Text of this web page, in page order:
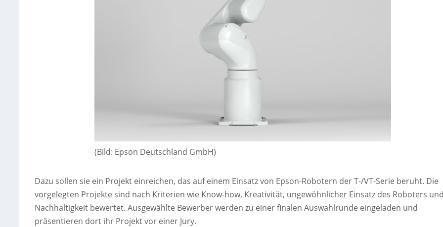
(Bild: Epson Deutschland GmbH)
Dazu sollen sie ein Projekt einreichen, das auf einem Einsatz von Epson-Robotern der T-/VT-Serie beruht. Die
vorgelegten Projekte sind nach Kriterien wie Know-how, Kreativität, ungewöhnlicher Einsatz des Roboters und
Nachhaltigkeit bewertet. Ausgewählte Bewerber werden zu einer finalen Auswahlrunde eingeladen und
präsentieren dort ihr Projekt vor einer Jury.